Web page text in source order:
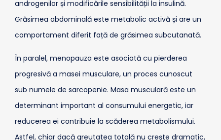
androgenilor și modificările sensibilității la insulină.
Grăsimea abdominală este metabolic activă și are un
comportament diferit față de grăsimea subcutanată.
În paralel, menopauza este asociată cu pierderea
progresivă a masei musculare, un proces cunoscut
sub numele de sarcopenie. Masa musculară este un
determinant important al consumului energetic, iar
reducerea ei contribuie la scăderea metabolismului.
Astfel, chiar dacă greutatea totală nu crește dramatic,